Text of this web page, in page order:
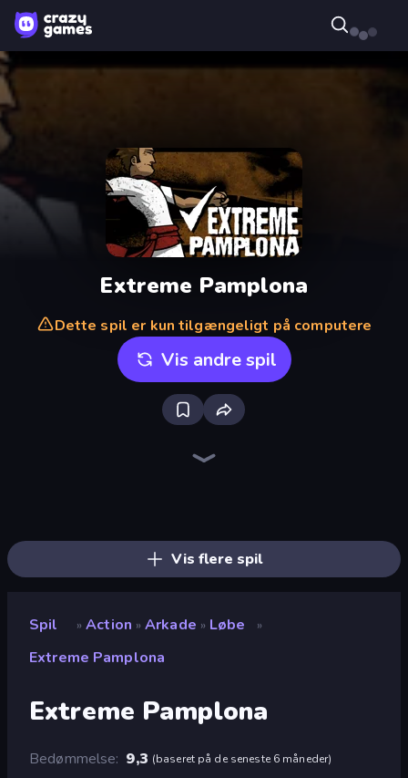
Extreme Pamplona
Dette spil er kun tilgængeligt på computere
Vis andre spil
Vis flere spil
Spil » Action » Arkade » Løbe »
Extreme Pamplona
Extreme Pamplona
Bedømmelse 9,3 (baseret på de seneste 6 måneder)